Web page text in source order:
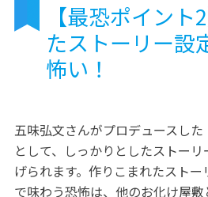
【最恐ポイン
たストーリー設
怖い！
五味弘文さんがプロデュースし
として、しっかりとしたストー
げられます。作りこまれたスト
で味わう恐怖は、他のお化け屋